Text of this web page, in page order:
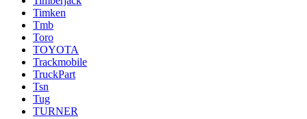
Timken
Tmb
Toro
TOYOTA
Trackmobile
TruckPart
Tsn
Tug
TURNER